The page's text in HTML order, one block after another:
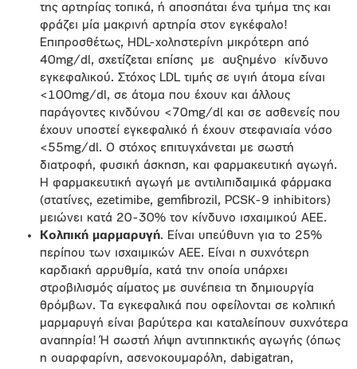
της αρτηρίας τοπικά, ή αποσπάται ένα τμήμα της και
φράζει μία μακρινή αρτηρία στον εγκέφαλο!
Επιπροσθέτως, ΗDL-χοληστερίνη μικρότερη από
40mg/dl, σχετίζεται επίσης με αυξημένο κίνδυνο
εγκεφαλικού. Στόχος LDL τιμής σε υγιή άτομα είναι
<100mg/dl, σε άτομα που έχουν και άλλους
παράγοντες κινδύνου <70mg/dl και σε ασθενείς που
έχουν υποστεί εγκεφαλικό ή έχουν στεφανιαία νόσο
<55mg/dl. Ο στόχος επιτυγχάνεται με σωστή
διατροφή, φυσική άσκηση, και φαρμακευτική αγωγή.
Η φαρμακευτική αγωγή με αντιλιπιδαιμικά φάρμακα
(στατίνες, ezetimibe, gemfibrozil, PCSK-9 inhibitors)
μειώνει κατά 20-30% τον κίνδυνο ισχαιμικού ΑΕΕ.
Κολπική μαρμαρυγή. Είναι υπεύθυνη για το 25%
περίπου των ισχαιμικών ΑΕΕ. Είναι η συχνότερη
καρδιακή αρρυθμία, κατά την οποία υπάρχει
στροβιλισμός αίματος με συνέπεια τη δημιουργία
θρόμβων. Τα εγκεφαλικά που οφείλονται σε κολπική
μαρμαρυγή είναι βαρύτερα και καταλείπουν συχνότερα
αναπηρία! Ή σωστή λήψη αντιπηκτικής αγωγής (όπως
η ουαρφαρίνη, ασενοκουμαρόλη, dabigatran,